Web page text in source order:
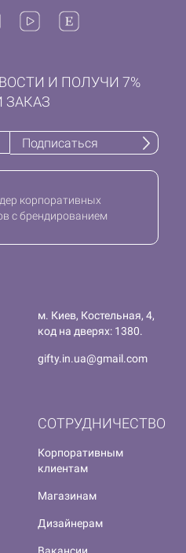
м. Киев, Костельная, 4,
код на дверях: 1380.
gifty.in.ua@gmail.com
СОТРУДНИЧЕСТВО
Корпоративным
клиентам
Магазинам
Дизайнерам
И ПОЛУЧИ 7%
ЗАКАЗ
Подписаться
корпоративных
с брендированием